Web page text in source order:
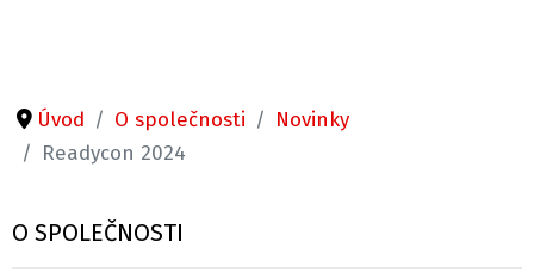
Úvod O společnosti
Novinky
Readycon 2024
O SPOLEČNOSTI